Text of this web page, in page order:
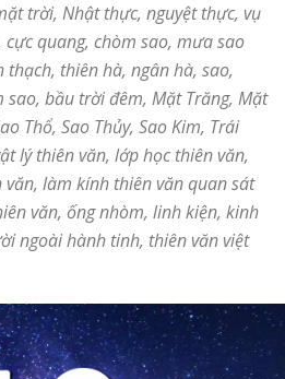
trời, Nhật thực, nguyệt thực, vụ
quang, chòm sao, mưa sao
thiên hà, ngân hà, sao,
bầu trời đêm, Mặt Trăng, Mặt
Thổ, Sao Thủy, Sao Kim, Trái
lý thiên văn, lớp học thiên văn,
làm kính thiên văn quan sát
văn, ống nhòm, linh kiện, kinh
ngoài hành tinh, thiên văn việt